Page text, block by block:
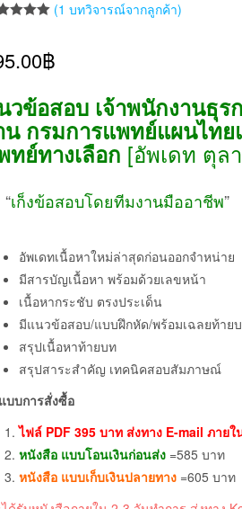
นนเต็ม
การให้
(1 บทวิจารณ์จากลูกค้า)
฿
วข้อสอบ เจ้าพนักงานธุร
น กรมการแพทย์แผนไทย
ทย์ทางเลือก [อัพเดท ตุล
“เก็งข้อสอบโดยทีมงานมืออาชีพ”
อัพเดทเนื้อหาใหม่ล่าสุดก่อนออกจำหน่าย
มีสารบัญเนื้อหา พร้อมด้วยเลขหน้า
เนื้อหากระชับ ตรงประเด็น
มีแนวข้อสอบ/แบบฝึกหัด/พร้อมเฉลยท้าย
สรุปเนื้อหาท้ายบท
สรุปสาระสำคัญ เทคนิคสอบสัมภาษณ์
บบการสั่งซื้อ
ไฟล์ PDF 395 บาท ส่งทาง E-mail ภาย
หนังสือ แบบโอนเงินก่อนส่ง =585 บาท
หนังสือ แบบเก็บเงินปลายทาง=605 บาท